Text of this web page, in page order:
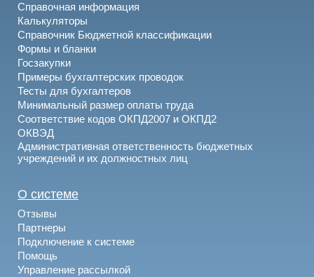
Справочная информация
Калькуляторы
Справочник Бюджетной классификации
Формы и бланки
Госзакупки
Примеры бухгалтерских проводок
Тесты для бухгалтеров
Минимальный размер оплаты труда
Соответствие кодов ОКПД2007 и ОКПД2
ОКВЭД
Административная ответственность бюджетных
учреждений и их должностных лиц
О системе
Отзывы
Партнеры
Подключение к системе
Помощь
Управление рассылкой